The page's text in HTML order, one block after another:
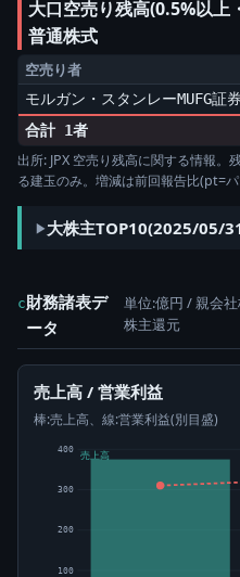
大口空売り残高(0.5%以
普通株式
空売り者
モルガン・スタンレーMUFG証
合計 1者
出所: JPX 空売り残高に関する情報。
る建玉のみ。増減は前回報告比(pt=パ
大株主TOP10(2025/05/
c財務諸表デ
ータ
単位:億円 / 親会
株主還元
売上高 / 営業利益
棒:売上高、線:営業利益(別目盛)
100
200
300
400
売上高